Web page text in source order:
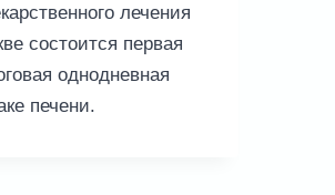
лечения
состоится первая
однодневная
печени.